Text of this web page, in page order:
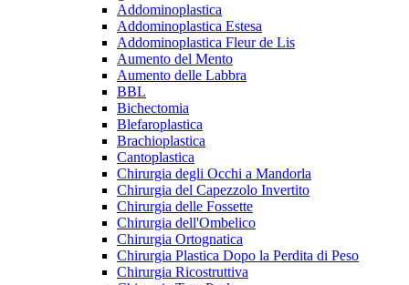
Addominoplastica
Addominoplastica Estesa
Addominoplastica Fleur de Lis
Aumento del Mento
Aumento delle Labbra
BBL
Bichectomia
Blefaroplastica
Brachioplastica
Cantoplastica
Chirurgia degli Occhi a Mandorla
Chirurgia del Capezzolo Invertito
Chirurgia delle Fossette
Chirurgia dell'Ombelico
Chirurgia Ortognatica
Chirurgia Plastica Dopo la Perdita di Peso
Chirurgia Ricostruttiva